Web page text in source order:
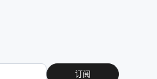
订阅